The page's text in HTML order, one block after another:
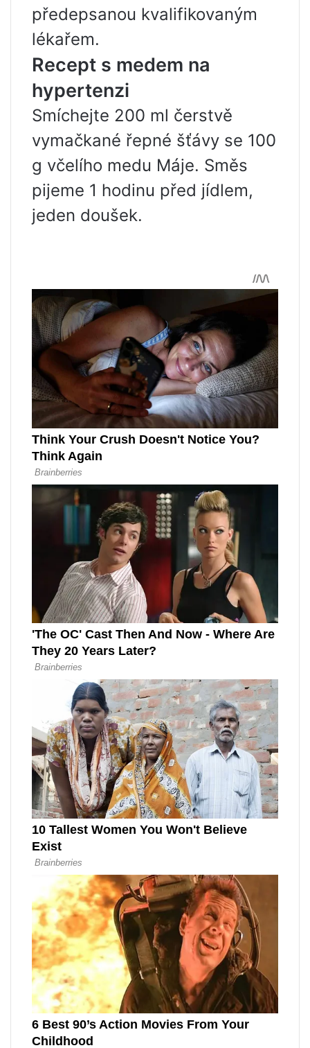
předepsanou kvalifikovaným
lékařem.
Recept s medem na
hypertenzi
Smíchejte 200 ml čerstvě
vymačkané řepné šťávy se 100
g včelího medu Máje. Směs
pijeme 1 hodinu před jídlem,
jeden doušek.